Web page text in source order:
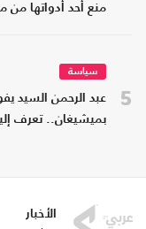
منع أحد أدواتها من
5
سياسة
عبد الرحمن السيد
بميشيغان.. تعرف
الأخبار